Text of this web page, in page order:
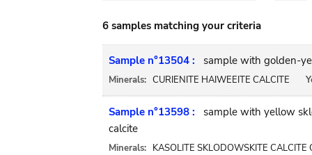
6 samples matching your criteria
Sample n°13504 : sample with golden-
Minerals: CURIENITE HAIWEEITE CALCITE
Sample n°13598 :
sample with yellow
calcite
Minerals: KASOLITE SKLODOWSKITE CALCITE